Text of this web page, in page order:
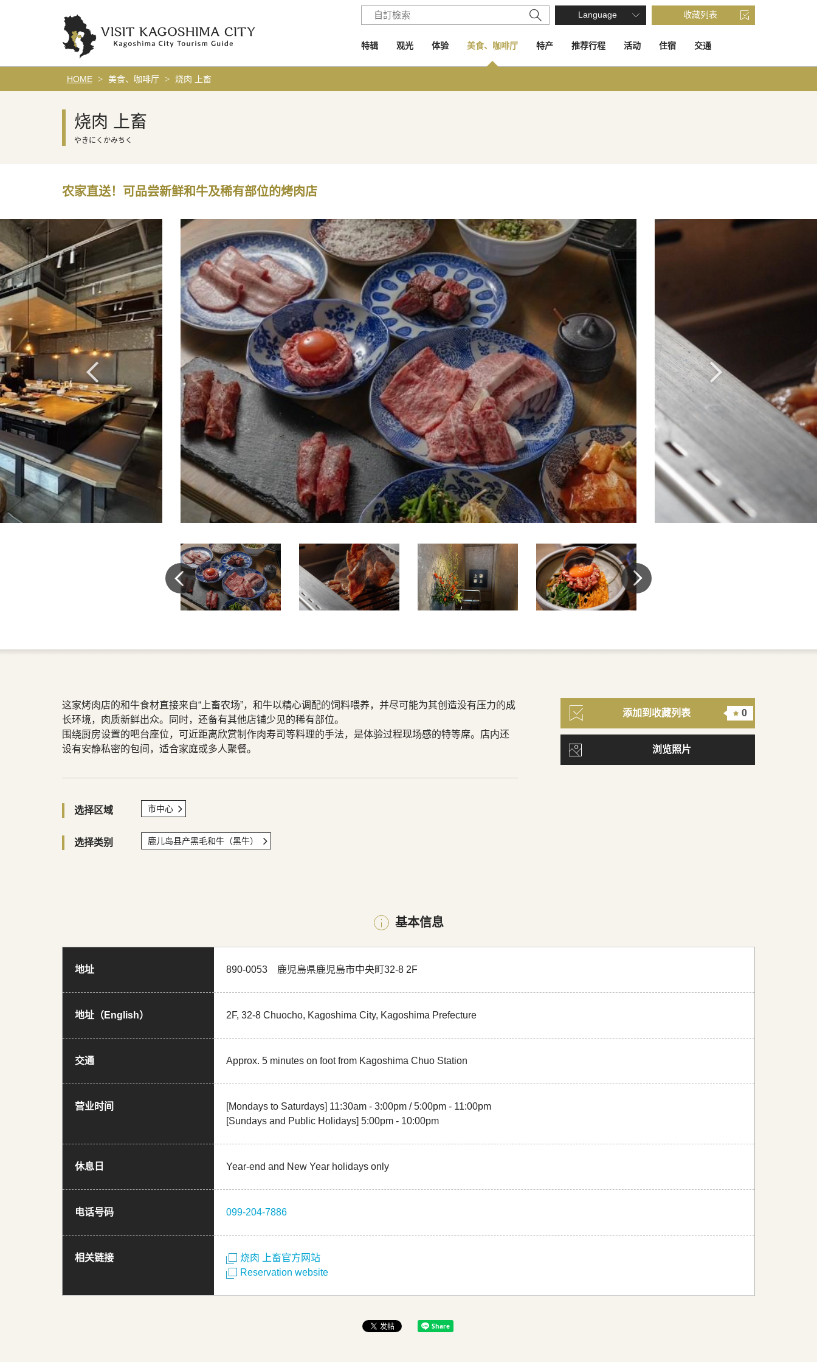
Language 收藏列表
特辑 观光 体验 美食、咖啡厅 特产 推荐行程 活动 住宿 交通
HOME 美食、咖啡厅 烧肉 上畜
烧肉 上畜
やきにくかみちく
农家直送！可品尝新鲜和牛及稀有部位的烤肉店
这家烤肉店的和牛食材直接来自“上畜农场”，和牛以精心调配的饲料喂养，并尽可能为其创造没有压力的成
长环境，肉质新鲜出众。同时，还备有其他店铺少见的稀有部位。
围绕厨房设置的吧台座位，可近距离欣赏制作肉寿司等料理的手法，是体验过程现场感的特等席。店内还
设有安静私密的包间，适合家庭或多人聚餐。
选择区域 市中心
选择类别 鹿儿岛县产黑毛和牛（黑牛）
添加到收藏列表 0
浏览照片
基本信息
地址 890-0053 鹿児島県鹿児島市中央町32-8 2F
地址（English） 2F, 32-8 Chuocho, Kagoshima City, Kagoshima Prefecture
交通 Approx. 5 minutes on foot from Kagoshima Chuo Station
营业时间
[Mondays to Saturdays] 11:30am - 3:00pm / 5:00pm - 11:00pm
[Sundays and Public Holidays] 5:00pm - 10:00pm
休息日 Year-end and New Year holidays only
电话号码 099-204-7886
相关链接
烧肉 上畜官方网站
Reservation website